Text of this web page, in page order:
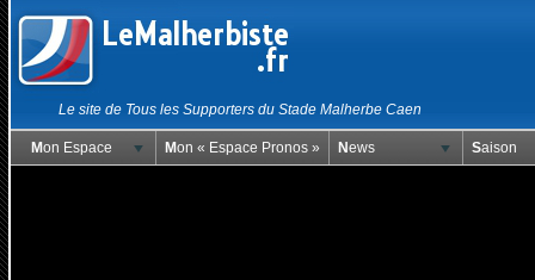
Le site de Tous les Supporters du Stade Malherbe Caen
Mon Espace Mon « Espace Pronos » News Saison